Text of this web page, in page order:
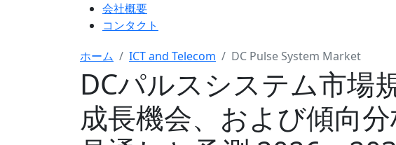
会社概要
コンタクト
ホーム ICT and Telecom DC Pulse System Market
DCパルスシステム市場
成長機会、および傾向